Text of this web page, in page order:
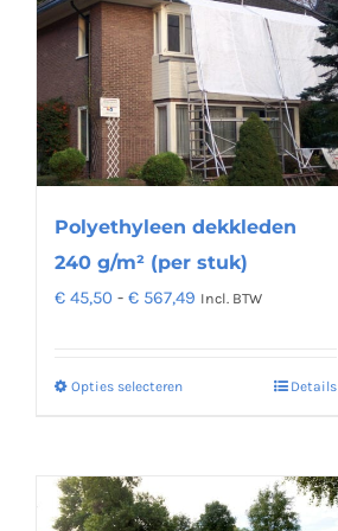
Deze
optie
kan
gekozen
worden
op
de
productpagina
Polyethyleen dekkleden
240 g/m² (per stuk)
€ 45,50 - € 567,49 Prijsklasse:
Incl. BTW
Opties selecterenDit
meerdere
variaties.
Details